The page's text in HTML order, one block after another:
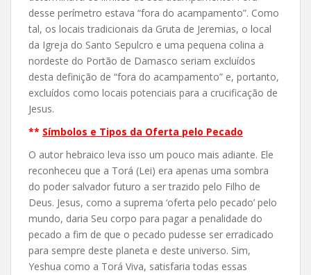
desse perímetro estava “fora do acampamento”. Como
tal, os locais tradicionais da Gruta de Jeremias, o local
da Igreja do Santo Sepulcro e uma pequena colina a
nordeste do Portão de Damasco seriam excluídos
desta definição de “fora do acampamento” e, portanto,
excluídos como locais potenciais para a crucificação de
Jesus.
** Símbolos e Tipos da Oferta pelo Pecado
O autor hebraico leva isso um pouco mais adiante. Ele
reconheceu que a Torá (Lei) era apenas uma sombra
do poder salvador futuro a ser trazido pelo Filho de
Deus. Jesus, como a suprema ‘oferta pelo pecado’ pelo
mundo, daria Seu corpo para pagar a penalidade do
pecado a fim de que o pecado pudesse ser erradicado
para sempre deste planeta e deste universo. Sim,
Yeshua como a Torá Viva, satisfaria todas essas